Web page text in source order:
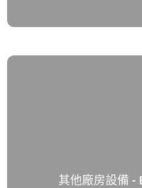
其他廠房設備 -